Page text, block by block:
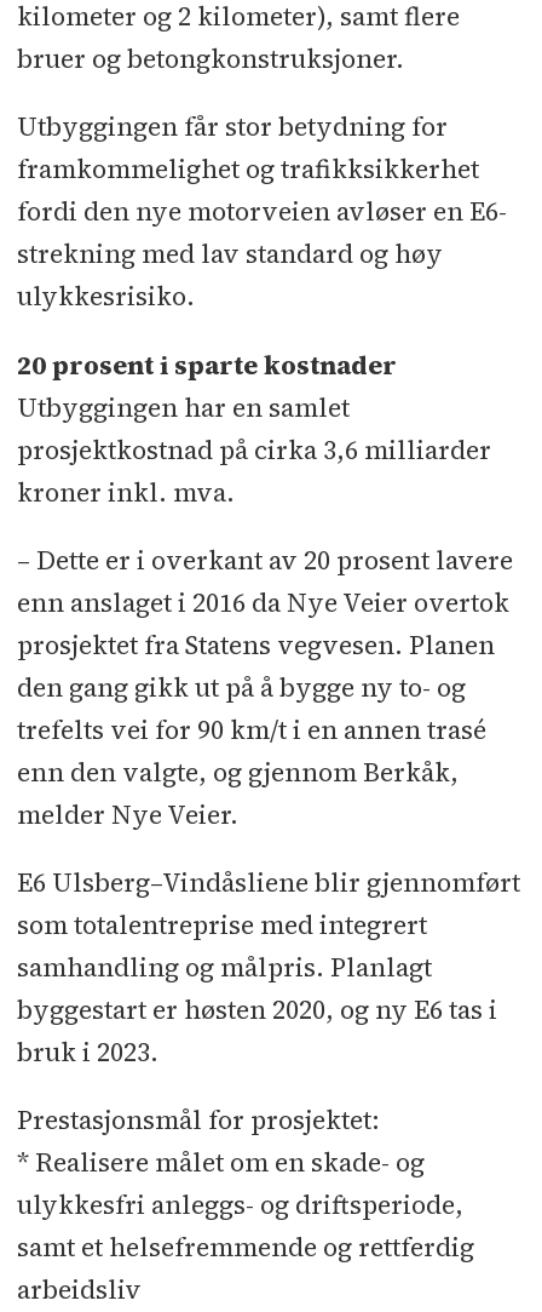
kilometer og 2 kilometer), samt flere
bruer og betongkonstruksjoner.
Utbyggingen får stor betydning for
framkommelighet og trafikksikkerhet
fordi den nye motorveien avløser en E6-
strekning med lav standard og høy
ulykkesrisiko.
20 prosent i sparte kostnader
Utbyggingen har en samlet
prosjektkostnad på cirka 3,6 milliarder
kroner inkl. mva.
– Dette er i overkant av 20 prosent lavere
enn anslaget i 2016 da Nye Veier overtok
prosjektet fra Statens vegvesen. Planen
den gang gikk ut på å bygge ny to- og
trefelts vei for 90 km/t i en annen trasé
enn den valgte, og gjennom Berkåk,
melder Nye Veier.
E6 Ulsberg–Vindåsliene blir gjennomført
som totalentreprise med integrert
samhandling og målpris. Planlagt
byggestart er høsten 2020, og ny E6 tas i
bruk i 2023.
Prestasjonsmål for prosjektet:
* Realisere målet om en skade- og
ulykkesfri anleggs- og driftsperiode,
samt et helsefremmende og rettferdig
arbeidsliv